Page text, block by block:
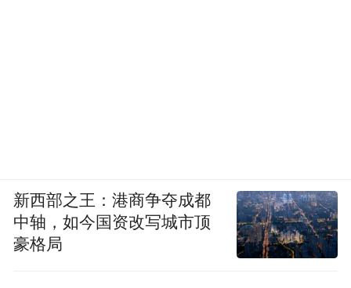
新西部之王：港商争夺成都
中轴，如今国资改写城市顶
豪格局